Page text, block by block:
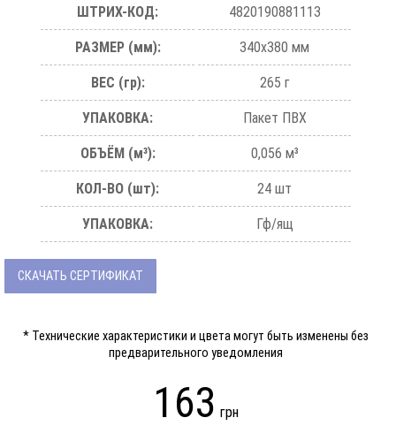
ШТРИХ-КОД: 4820190881113
РАЗМЕР (мм): 340х380 мм
ВЕС (гр): 265 г
УПАКОВКА: Пакет ПВХ
ОБЪЁМ (м³): 0,056 м³
КОЛ-ВО (шт): 24 шт
УПАКОВКА: Гф/ящ
СКАЧАТЬ СЕРТИФИКАТ
* Технические характеристики и цвета могут быть изменены без
предварительного уведомления
163 грн